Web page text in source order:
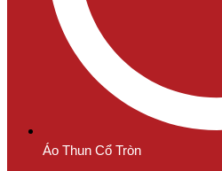
Áo Thun Cổ Tròn